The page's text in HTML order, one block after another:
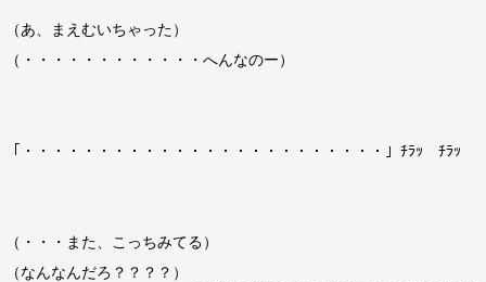
（あ、まえむいちゃった）
（・・・・・・・・・・・・へんなのー）
「・・・・・・・・・・・・・・・・・・・・・・・・」ﾁﾗｯ ﾁﾗｯ
（・・・また、こっちみてる）
（なんなんだろ？？？？）